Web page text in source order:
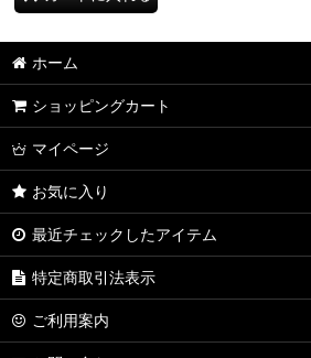
ホーム
ショッピングカート
マイページ
お気に入り
最近チェックしたアイテム
特定商取引法表示
ご利用案内